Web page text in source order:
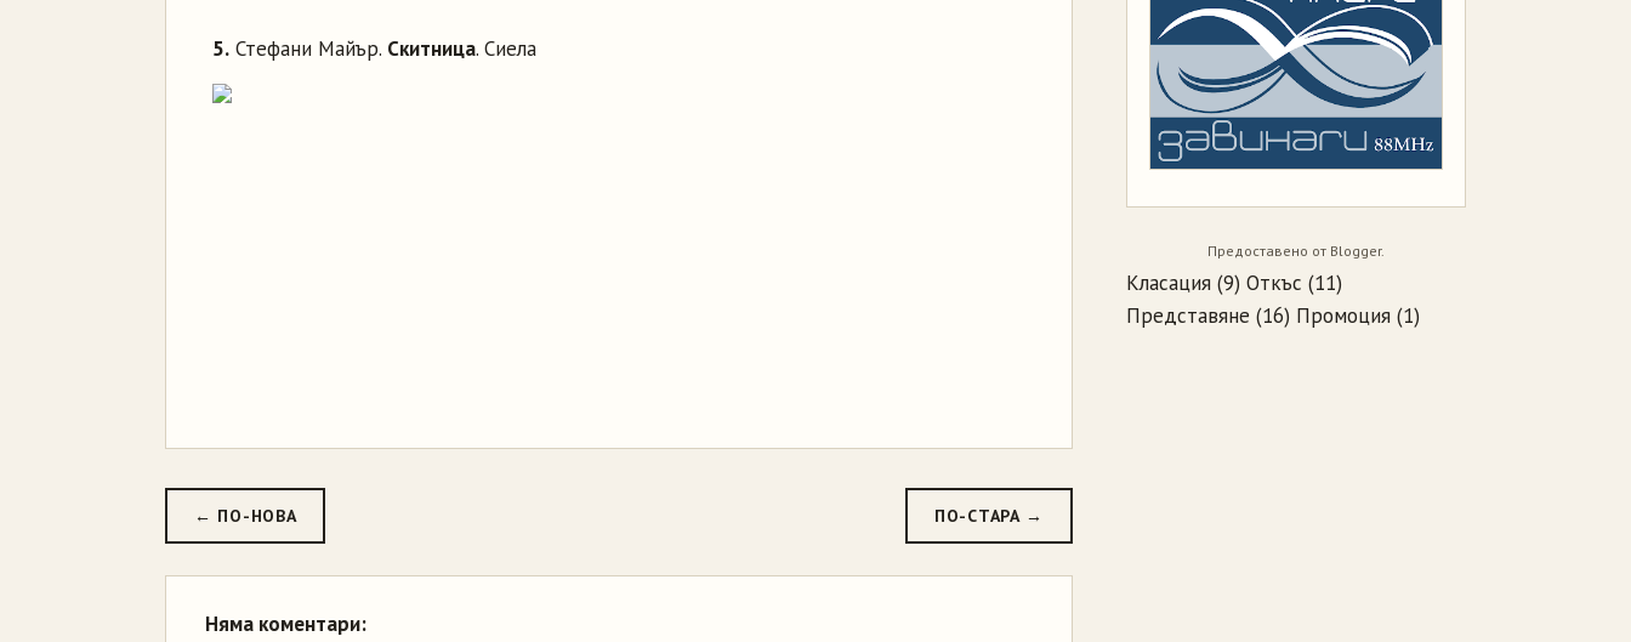
5. Стефани Майър. Скитница. Сиела
← ПО-НОВА ПО-СТАРА →
Няма коментари:
Предоставено от Blogger.
Класация (9) Откъс (11)
Представяне (16) Промоция (1)